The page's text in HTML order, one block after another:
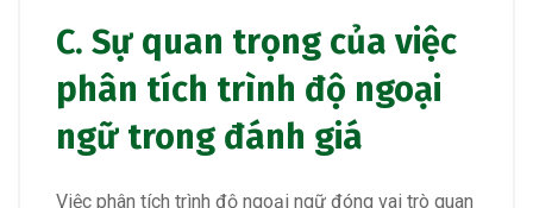
C. Sự quan trọng của việc
phân tích trình độ ngoại
ngữ trong đánh giá
Việc phân tích trình độ ngoại ngữ đóng vai trò quan